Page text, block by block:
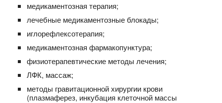
медикаментозная терапия;
лечебные медикаментозные блокады;
иглорефлексотерапия;
медикаментозная фармакопунктура;
физиотерапевтические методы лечения;
ЛФК, массаж;
методы гравитационной хирургии крови
(плазмаферез, инкубация клеточной массы